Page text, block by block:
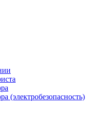
(электробезопасность)